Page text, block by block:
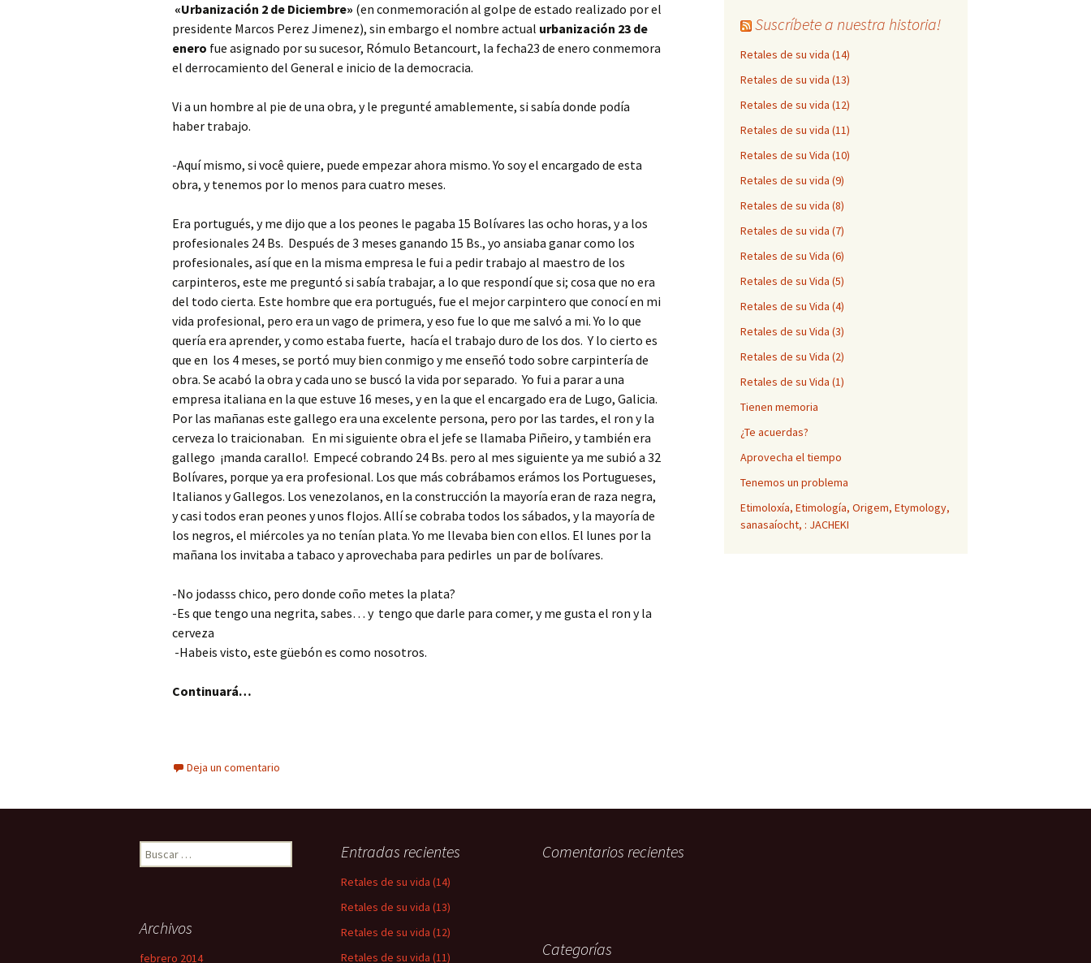
«Urbanización 2 de Diciembre» (en conmemoración al golpe de estado realizado por el
presidente Marcos Perez Jimenez), sin embargo el nombre actual urbanización 23 de
enero fue asignado por su sucesor, Rómulo Betancourt, la fecha23 de enero conmemora
el derrocamiento del General e inicio de la democracia.
Vi a un hombre al pie de una obra, y le pregunté amablemente, si sabía donde podía
haber trabajo.
-Aquí mismo, si você quiere, puede empezar ahora mismo. Yo soy el encargado de esta
obra, y tenemos por lo menos para cuatro meses.
Era portugués, y me dijo que a los peones le pagaba 15 Bolívares las ocho horas, y a los
profesionales 24 Bs. Después de 3 meses ganando 15 Bs., yo ansiaba ganar como los
profesionales, así que en la misma empresa le fui a pedir trabajo al maestro de los
carpinteros, este me preguntó si sabía trabajar, a lo que respondí que si; cosa que no era
del todo cierta. Este hombre que era portugués, fue el mejor carpintero que conocí en mi
vida profesional, pero era un vago de primera, y eso fue lo que me salvó a mi. Yo lo que
quería era aprender, y como estaba fuerte, hacía el trabajo duro de los dos. Y lo cierto es
que en los 4 meses, se portó muy bien conmigo y me enseñó todo sobre carpintería de
obra. Se acabó la obra y cada uno se buscó la vida por separado. Yo fui a parar a una
empresa italiana en la que estuve 16 meses, y en la que el encargado era de Lugo, Galicia.
Por las mañanas este gallego era una excelente persona, pero por las tardes, el ron y la
cerveza lo traicionaban. En mi siguiente obra el jefe se llamaba Piñeiro, y también era
gallego ¡manda carallo!. Empecé cobrando 24 Bs. pero al mes siguiente ya me subió a 32
Bolívares, porque ya era profesional. Los que más cobrábamos erámos los Portugueses,
Italianos y Gallegos. Los venezolanos, en la construcción la mayoría eran de raza negra,
y casi todos eran peones y unos flojos. Allí se cobraba todos los sábados, y la mayoría de
los negros, el miércoles ya no tenían plata. Yo me llevaba bien con ellos. El lunes por la
mañana los invitaba a tabaco y aprovechaba para pedirles un par de bolívares.
-No jodasss chico, pero donde coño metes la plata?
-Es que tengo una negrita, sabes… y tengo que darle para comer, y me gusta el ron y la
cerveza
-Habeis visto, este güebón es como nosotros.
Continuará…
Deja un comentario
Suscríbete a nuestra historia!
Retales de su vida (14)
Retales de su vida (13)
Retales de su vida (12)
Retales de su vida (11)
Retales de su Vida (10)
Retales de su vida (9)
Retales de su vida (8)
Retales de su vida (7)
Retales de su Vida (6)
Retales de su Vida (5)
Retales de su Vida (4)
Retales de su Vida (3)
Retales de su Vida (2)
Retales de su Vida (1)
Tienen memoria
¿Te acuerdas?
Aprovecha el tiempo
Tenemos un problema
Etimoloxía, Etimología, Origem, Etymology,
sanasaíocht, : JACHEKI
Buscar: Entradas recientes
Retales de su vida (14)
Retales de su vida (13)
Retales de su vida (12)
Retales de su vida (11)
Comentarios recientes
Archivos
febrero 2014 Categorías